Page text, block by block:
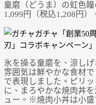
童磨（どうま）の虹色
1,099円（税込1,208円）
氷を操る童磨を、涼し
雰囲気は鮮やかな食材
で表現しました。ピリ
に、まろやかな焼肉丼
ュー。※焼肉小丼は小盛